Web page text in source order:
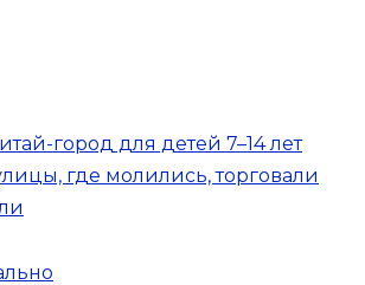
город для детей 7–14 лет
где молились, торговали